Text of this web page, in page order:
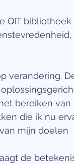
QIT
verandering.
bereiken van
die ik nu
mijn doelen
de